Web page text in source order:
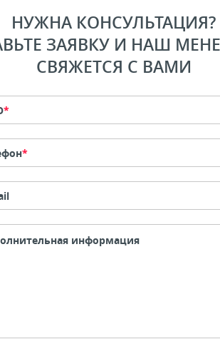
НУЖНА КОНСУЛЬТАЦИЯ?
ЗАЯВКУ И НАШ
СВЯЖЕТСЯ С ВАМИ
*
*